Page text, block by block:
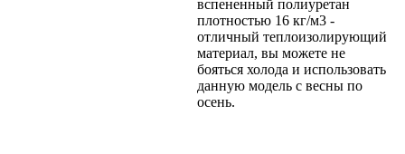
вспененный полиуретан
плотностью 16 кг/м3 -
отличный теплоизолирующий
материал, вы можете не
бояться холода и использовать
данную модель с весны по
осень.